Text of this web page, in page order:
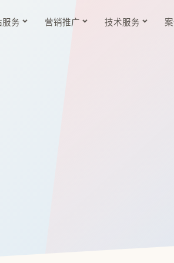
服务 营销推广 技术服务